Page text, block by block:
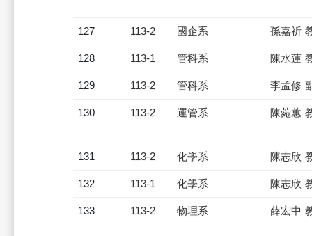
127 113-2 國企系 孫嘉祈
128 113-1 管科系 陳水蓮
129 113-2 管科系 李孟修
130 113-2 運管系 陳菀蕙
131 113-2 化學系 陳志欣
132 113-1 化學系 陳志欣
133 113-2 物理系 薛宏中